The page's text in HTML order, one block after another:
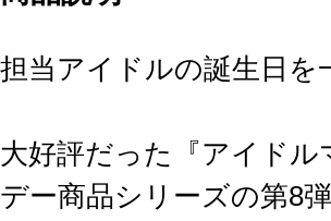
担当アイドルの誕生日
大好評だった『アイド
デー商品シリーズの第8